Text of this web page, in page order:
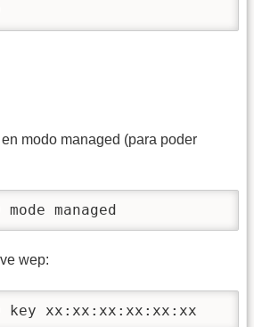
modo managed (para poder
managed
wep:
key xx:xx:xx:xx:xx:xx